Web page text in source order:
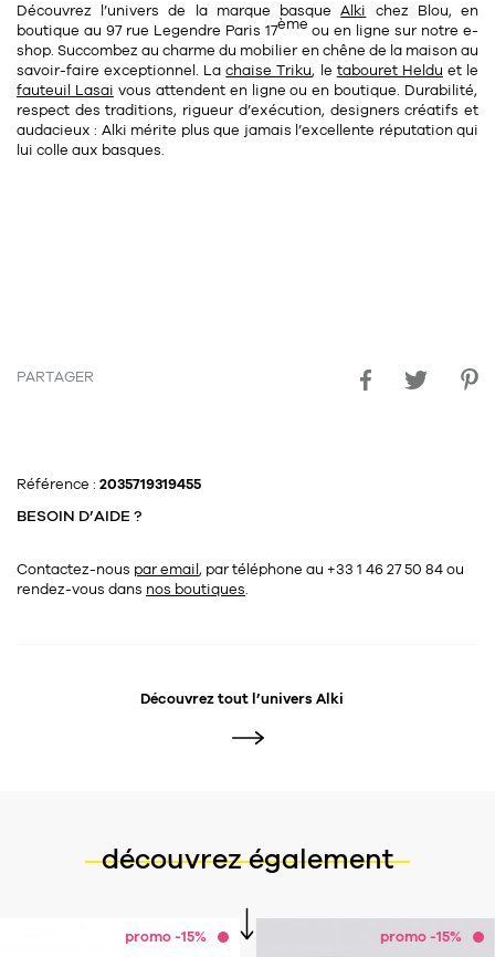
Découvrez l’univers de la marque basqueAlki chez Blou, en
boutique au 97 rue Legendre Paris 17ème ou en ligne sur notre e-
shop. Succombez au charme du mobilier en chêne de la maison au
savoir-faire exceptionnel. Lachaise Triku, le tabouret Heldu et le
fauteuil Lasai vous attendent en ligne ou en boutique. Durabilité,
respect des traditions, rigueur d’exécution, designers créatifs et
audacieux : Alki mérite plus que jamais l’excellente réputation qui
lui colle aux basques.
PARTAGER
Référence : 2035719319455
BESOIN D’AIDE ?
Contactez-nous par email, par téléphone au +33 1 46 27 50 84ou
rendez-vous dans nos boutiques.
Découvrez tout l’univers Alki
découvrez également
promo -15% promo -15%